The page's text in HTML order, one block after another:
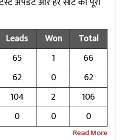
Leads Won
Total
65 1
66
62 0
62
104 2
106
0 0 0